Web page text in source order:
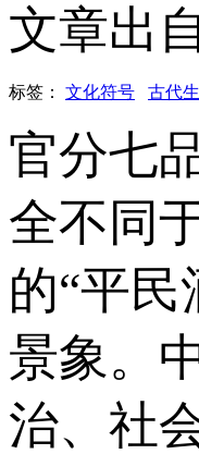
文章出
标签： 文化符号 古代
官分七
全不同
的“平
景象。
治、社